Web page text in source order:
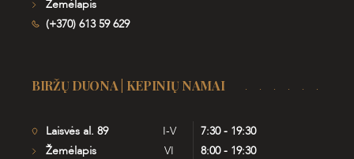
Žemėlapis
(+370) 613 59 629
BIRŽŲ DUONA | KEPINIŲ NAMAI
Laisvės al. 89
Žemėlapis
I-V
7:30 - 19:30
VI
8:00 - 19:30